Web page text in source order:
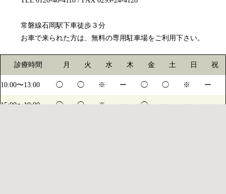
常磐線石岡駅下車徒歩３分
お車で来られた方は、無料の専用駐車場をご利用下さい。
診療時間 月 火 水 木 金 土 日 祝
10:00〜13:00 ◯ ◯ ※ ー ◯ ◯ ※ ー
15:00〜19:00 ◯ ◯ ※ ◯